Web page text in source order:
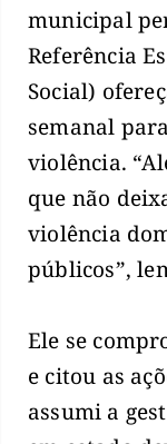
municipal
Referência
Social)
semanal
violência.
que não
violência
públicos”,
Ele se
e citou as
assumi a